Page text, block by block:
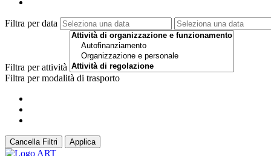
Filtra per data
Filtra per attività
Filtra per modalità di trasporto
Cancella Filtri Applica